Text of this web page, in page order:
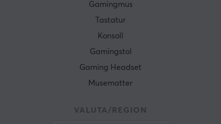
Gamingmus
Tastatur
Konsoll
Gamingstol
Gaming Headset
Musematter
VALUTA/REGION